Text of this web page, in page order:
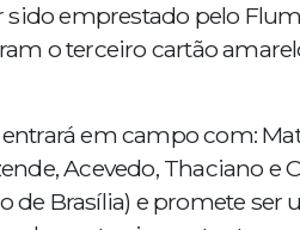
emprestado pelo
o terceiro cartão
em campo com:
Acevedo, Thaciano e
de Brasília) e promete